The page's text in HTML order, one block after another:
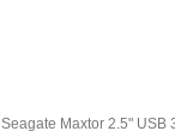
Seagate Maxtor 2.5" USB